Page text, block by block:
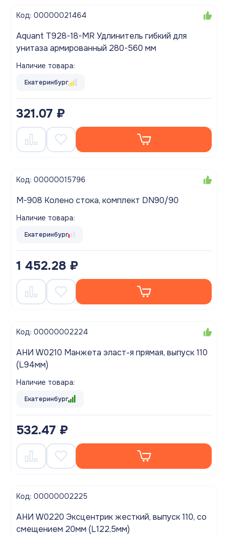
Код: 00000021464
Aquant T928-18-MR Удлинитель гибкий для
унитаза армированный 280-560 мм
Наличие товара:
Екатеринбург
321.07 ₽
Код: 00000015796
M-908 Колено стока, комплект DN90/90
Наличие товара:
Екатеринбург
1 452.28 ₽
Код: 00000002224
АНИ W0210 Манжета эласт-я прямая, выпуск 110
(L94мм)
Наличие товара:
Екатеринбург
532.47 ₽
Код: 00000002225
АНИ W0220 Эксцентрик жесткий, выпуск 110, со
смещением 20мм (L122,5мм)